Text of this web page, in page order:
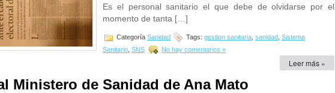
Es el personal sanitario el que debe de olvidarse por el
momento de tanta […]
Categoría Sanidad Tags: gestion sanitaria sanidad Sistema
Sanitario SNS No hay comentarios »
Leer más »
Ministero de Sanidad de Ana Mato